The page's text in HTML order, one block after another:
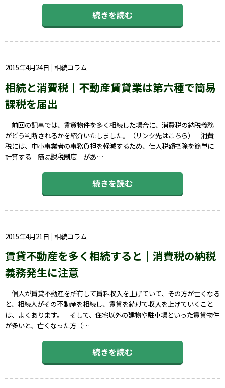
続きを読む
2015年4月24日 相続コラム
相続と消費税｜不動産賃貸業は第六種で簡易
課税を届出
前回の記事では、賃貸物件を多く相続した場合に、消費税の納税義務
がどう判断されるかを紹介いたしました。（リンク先はこちら） 消費
税には、中小事業者の事務負担を軽減するため、仕入税額控除を簡単に
計算する「簡易課税制度」があ…
続きを読む
2015年4月21日 相続コラム
賃貸不動産を多く相続すると｜消費税の納税
義務発生に注意
個人が賃貸不動産を所有して賃料収入を上げていて、その方が亡くなる
と、相続人がその不動産を相続し、賃貸を続けて収入を上げていくこと
は、よくあります。 そして、住宅以外の建物や駐車場といった賃貸物件
が多いと、亡くなった方（…
続きを読む